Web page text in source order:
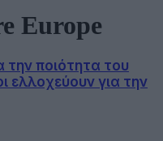
Europe
την ποιότητα του
ελλοχεύουν για την